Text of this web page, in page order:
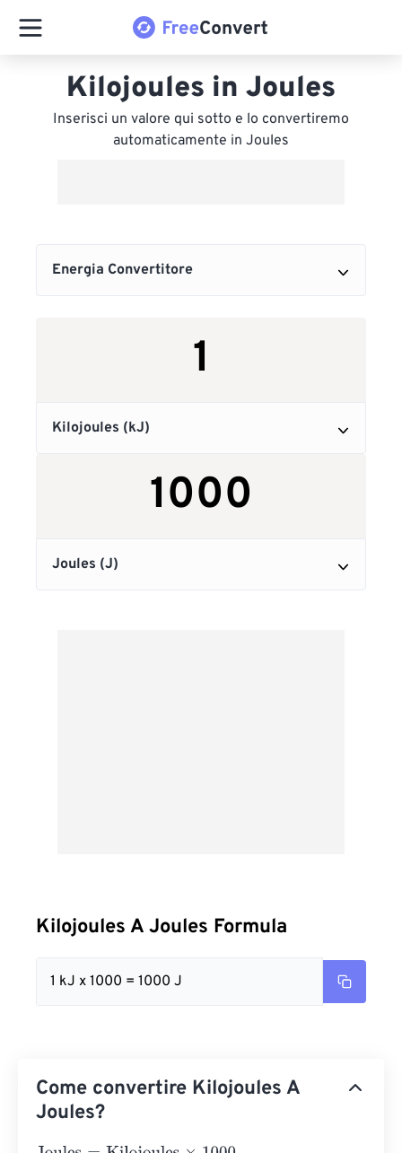
Kilojoules in Joules
Inserisci un valore qui sotto e lo convertiremo
automaticamente in Joules
Kilojoules A Joules Formula
1 kJ x 1000 = 1000 J
Come convertire Kilojoules A
Joules?